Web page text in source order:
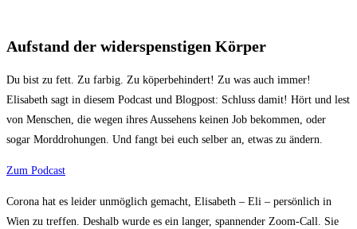
Aufstand der widerspenstigen Körper
Du bist zu fett. Zu farbig. Zu köperbehindert! Zu was auch immer!
Elisabeth sagt in diesem Podcast und Blogpost: Schluss damit! Hört und lest
von Menschen, die wegen ihres Aussehens keinen Job bekommen, oder
sogar Morddrohungen. Und fangt bei euch selber an, etwas zu ändern.
Zum Podcast
Corona hat es leider unmöglich gemacht, Elisabeth – Eli – persönlich in
Wien zu treffen. Deshalb wurde es ein langer, spannender Zoom-Call. Sie